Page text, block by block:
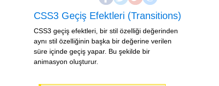
CSS3 Geçiş Efektleri (Transitions)
CSS3 geçiş efektleri, bir stil özelliği değerinden
aynı stil özelliğinin başka bir değerine verilen
süre içinde geçiş yapar. Bu şekilde bir
animasyon oluşturur.